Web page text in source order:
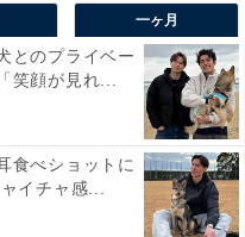
一ヶ月
とのプライベー
笑顔が見れ...
食べショットに
イチャ感...